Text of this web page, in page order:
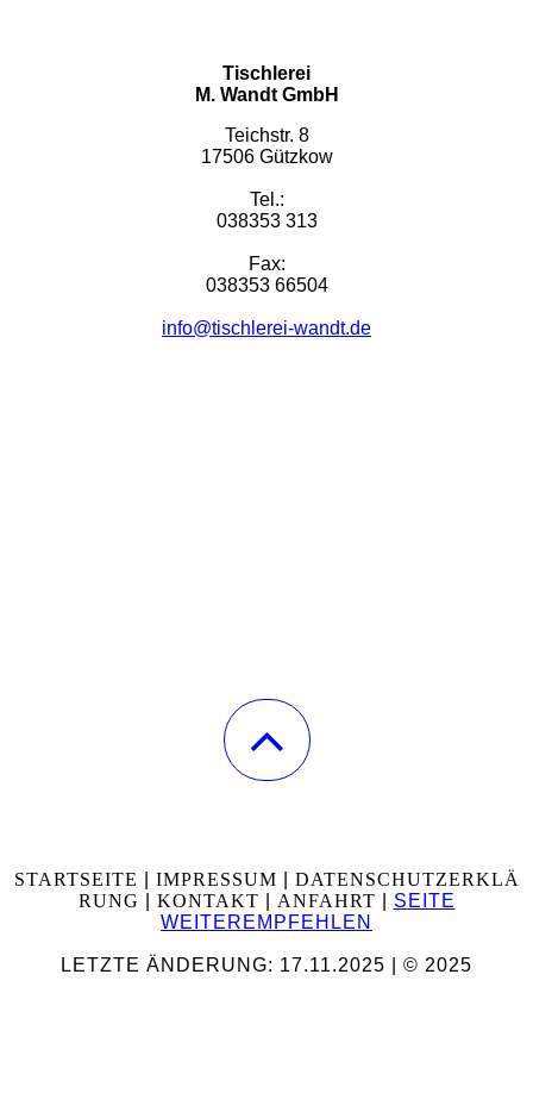
Tischlerei
M. Wandt GmbH
Teichstr. 8
17506 Gützkow
Tel.:
038353 313
Fax:
038353 66504
info@tischlerei-wandt.de
STARTSEITE IMPRESSUM
DATENSCHUTZERKLÄ
RUNG
KONTAKT ANFAHRT
SEITE
WEITEREMPFEHLEN
LETZTE ÄNDERUNG: 17.11.2025 | © 2025